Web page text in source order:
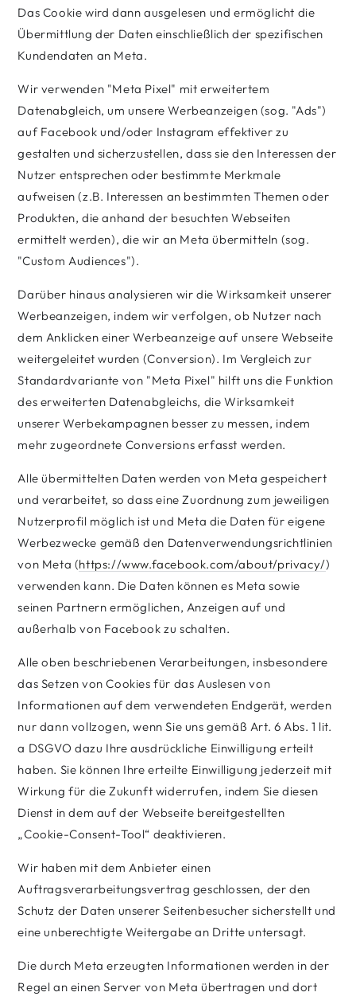
Das Cookie wird dann ausgelesen und ermöglicht die
Übermittlung der Daten einschließlich der spezifischen
Kundendaten an Meta.
Wir verwenden "Meta Pixel" mit erweitertem
Datenabgleich, um unsere Werbeanzeigen (sog. "Ads")
auf Facebook und/oder Instagram effektiver zu
gestalten und sicherzustellen, dass sie den Interessen der
Nutzer entsprechen oder bestimmte Merkmale
aufweisen (z.B. Interessen an bestimmten Themen oder
Produkten, die anhand der besuchten Webseiten
ermittelt werden), die wir an Meta übermitteln (sog.
"Custom Audiences").
Darüber hinaus analysieren wir die Wirksamkeit unserer
Werbeanzeigen, indem wir verfolgen, ob Nutzer nach
dem Anklicken einer Werbeanzeige auf unsere Webseite
weitergeleitet wurden (Conversion). Im Vergleich zur
Standardvariante von "Meta Pixel" hilft uns die Funktion
des erweiterten Datenabgleichs, die Wirksamkeit
unserer Werbekampagnen besser zu messen, indem
mehr zugeordnete Conversions erfasst werden.
Alle übermittelten Daten werden von Meta gespeichert
und verarbeitet, so dass eine Zuordnung zum jeweiligen
Nutzerprofil möglich ist und Meta die Daten für eigene
Werbezwecke gemäß den Datenverwendungsrichtlinien
von Meta (https://www.facebook.com/about/privacy/)
verwenden kann. Die Daten können es Meta sowie
seinen Partnern ermöglichen, Anzeigen auf und
außerhalb von Facebook zu schalten.
Alle oben beschriebenen Verarbeitungen, insbesondere
das Setzen von Cookies für das Auslesen von
Informationen auf dem verwendeten Endgerät, werden
nur dann vollzogen, wenn Sie uns gemäß Art. 6 Abs. 1 lit.
a DSGVO dazu Ihre ausdrückliche Einwilligung erteilt
haben. Sie können Ihre erteilte Einwilligung jederzeit mit
Wirkung für die Zukunft widerrufen, indem Sie diesen
Dienst in dem auf der Webseite bereitgestellten
„Cookie-Consent-Tool“ deaktivieren.
Wir haben mit dem Anbieter einen
Auftragsverarbeitungsvertrag geschlossen, der den
Schutz der Daten unserer Seitenbesucher sicherstellt und
eine unberechtigte Weitergabe an Dritte untersagt.
Die durch Meta erzeugten Informationen werden in der
Regel an einen Server von Meta übertragen und dort